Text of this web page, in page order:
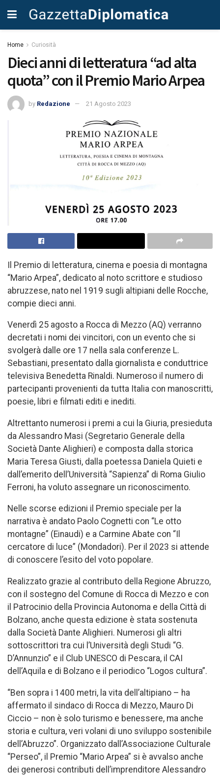
Home Curiosità
Dieci anni di letteratura “ad alta
quota” con il Premio Mario Arpea
by Redazione 21 Agosto 2023
Il Premio di letteratura, cinema e poesia di montagna
“Mario Arpea”, dedicato al noto scrittore e studioso
abruzzese, nato nel 1919 sugli altipiani delle Rocche,
compie dieci anni.
Venerdì 25 agosto a Rocca di Mezzo (AQ) verranno
decretati i nomi dei vincitori, con un evento che si
svolgerà dalle ore 17 nella sala conferenze L.
Sebastiani, presentato dalla giornalista e conduttrice
televisiva Benedetta Rinaldi. Numeroso il numero di
partecipanti provenienti da tutta Italia con manoscritti,
poesie, libri e filmati editi e inediti.
Altrettanto numerosi i premi a cui la Giuria, presieduta
da Alessandro Masi (Segretario Generale della
Società Dante Alighieri) e composta dalla storica
Maria Teresa Giusti, dalla poetessa Daniela Quieti e
dall’emerito dell’Università “Sapienza” di Roma Giulio
Ferroni, ha voluto assegnare un riconoscimento.
Nelle scorse edizioni il Premio speciale per la
narrativa è andato Paolo Cognetti con “Le otto
montagne” (Einaudi) e a Carmine Abate con “Il
cercatore di luce” (Mondadori). Per il 2023 si attende
di conoscere l’esito del voto popolare.
Realizzato grazie al contributo della Regione Abruzzo,
con il sostegno del Comune di Rocca di Mezzo e con
il Patrocinio della Provincia Autonoma e della Città di
Bolzano, anche questa edizione è stata sostenuta
dalla Società Dante Alighieri. Numerosi gli altri
sottoscrittori tra cui l’Università degli Studi “G.
D’Annunzio” e il Club UNESCO di Pescara, il CAI
dell’Aquila e di Bolzano e il periodico “Logos cultura”.
“Ben sopra i 1400 metri, la vita dell’altipiano – ha
affermato il sindaco di Rocca di Mezzo, Mauro Di
Ciccio – non è solo turismo e benessere, ma anche
storia e cultura, veri volani di uno sviluppo sostenibile
dell’Abruzzo”. Organizzato dall’Associazione Culturale
“Perseo”, il Premio “Mario Arpea” si è avvalso anche
dei generosi contributi dell’imprenditore Alessandro